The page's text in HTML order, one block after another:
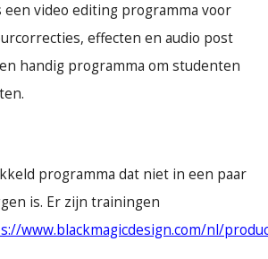
een video editing programma voor
effecten en audio post
handig programma om studenten
programma dat niet in een paar
is. Er zijn trainingen
www.blackmagicdesign.com/nl/